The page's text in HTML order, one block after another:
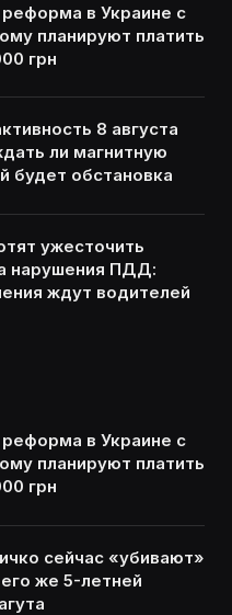
в Украине с
планируют платить
грн
8 августа
ли магнитную
будет обстановка
ужесточить
нарушения ПДД:
ждут водителей
в Украине с
планируют платить
грн
сейчас «убивают»
же 5-летней